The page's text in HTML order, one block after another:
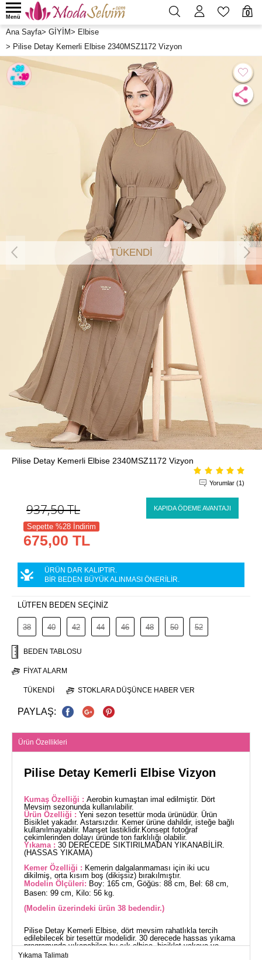
0
Menü
Ana Sayfa> GİYİM> Elbise
> Pilise Detay Kemerli Elbise 2340MSZ1172 Vizyon
TÜKENDİ
Pilise Detay Kemerli Elbise 2340MSZ1172 Vizyon
Yorumlar (1)
937,50TL KAPIDA ÖDEME AVANTAJI
Sepette %28 İndirim
675,00 TL
ÜRÜN DAR KALIPTIR.
BİR BEDEN BÜYÜK ALINMASI ÖNERİLİR.
LÜTFEN BEDEN SEÇİNİZ
38 40 42 44 46 48 50 52
BEDEN TABLOSU
FIYAT ALARM
TÜKENDI STOKLARA DÜŞÜNCE HABER VER
PAYLAŞ:
Ürün Özellikleri
Pilise Detay Kemerli Elbise Vizyon
Kumaş Özelliği : Aerobin kumaştan imal edilmiştir. Dört
Mevsim sezonunda kullanılabilir.
Ürün Özelliği : Yeni sezon tesettür moda ürünüdür. Ürün
Bisiklet yakadır. Astarsızdır. Kemer ürüne dahildir, isteğe bağlı
kullanılmayabilir. Manşet lastiklidir.Konsept fotoğraf
çekimlerinden dolayı üründe ton farklılığı olabilir.
Yıkama : 30 DERECEDE SIKTIRILMADAN YIKANABİLİR.
(HASSAS YIKAMA)
Kemer Özelliği : Kemerin dalgalanmaması için iki ucu
dikilmiş, orta kısım boş (dikişsiz) bırakılmıştır.
Modelin Ölçüleri: Boy: 165 cm, Göğüs: 88 cm, Bel: 68 cm,
Basen: 99 cm, Kilo: 56 kg.
(Modelin üzerindeki ürün 38 bedendir.)
Pilise Detay Kemerli Elbise, dört mevsim rahatlıkla tercih
edilebilecek bir tesettür modelidir. 30 derecede hassas yıkama
programında yıkanabilen bu şık elbise, bisiklet yakaya ve
astarsız bir tasarıma sahiptir. Standart 38 beden ölçüsündeki
Yıkama Talimatı